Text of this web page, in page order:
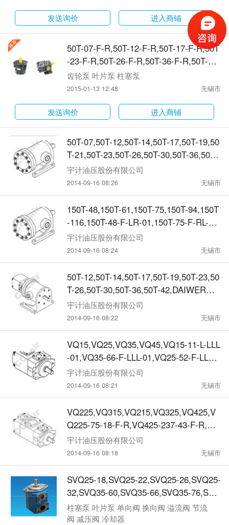
发送询价 进入商铺
50T-07-F-R,50T-12-F-R,50T-17-F-R,50T
-23-F-R,50T-26-F-R,50T-36-F-R,50T-39-
F-R,低压定量叶片泵
齿轮泵 叶片泵 柱塞泵
2015-01-13 12:48 无锡市
发送询价 进入商铺
50T-07,50T-12,50T-14,50T-17,50T-19,50
T-21,50T-23,50T-26,50T-30,50T-36,50T-
40,DAIWER低压定量叶片泵
宇计油压股份有限公司
2014-09-16 08:26 无锡市
150T-48,150T-61,150T-75,150T-94,150T
-116,150T-48-F-LR-01,150T-75-F-RL-01,
DAIWER低压定量叶片泵
宇计油压股份有限公司
2014-09-16 08:24 无锡市
50T-12,50T-14,50T-17,50T-19,50T-23,50
T-26,50T-30,50T-36,50T-42,DAIWER定
量高低压泵组合
宇计油压股份有限公司
2014-09-16 08:22 无锡市
VQ15,VQ25,VQ35,VQ45,VQ15-11-L-LLL
-01,VQ35-66-F-LLL-01,VQ25-52-F-LLR-
01,DAIWER高压定量叶片泵
宇计油压股份有限公司
2014-09-16 08:21 无锡市
VQ225,VQ315,VQ215,VQ325,VQ425,V
Q225-75-18-F-R,VQ425-237-43-F-R,VQ
325-94-75-F-R,DAIWER高压双联定量叶
片泵
宇计油压股份有限公司
2014-09-16 08:18 无锡市
SVQ25-18,SVQ25-22,SVQ25-26,SVQ25-
32,SVQ35-60,SVQ35-66,SVQ35-76,SVQ
45-136,SVQ45-156,SVQ45-189,定量叶
片泵
柱塞泵 叶片泵 单向阀 换向阀 溢流阀 节流
阀 减压阀 冷却器